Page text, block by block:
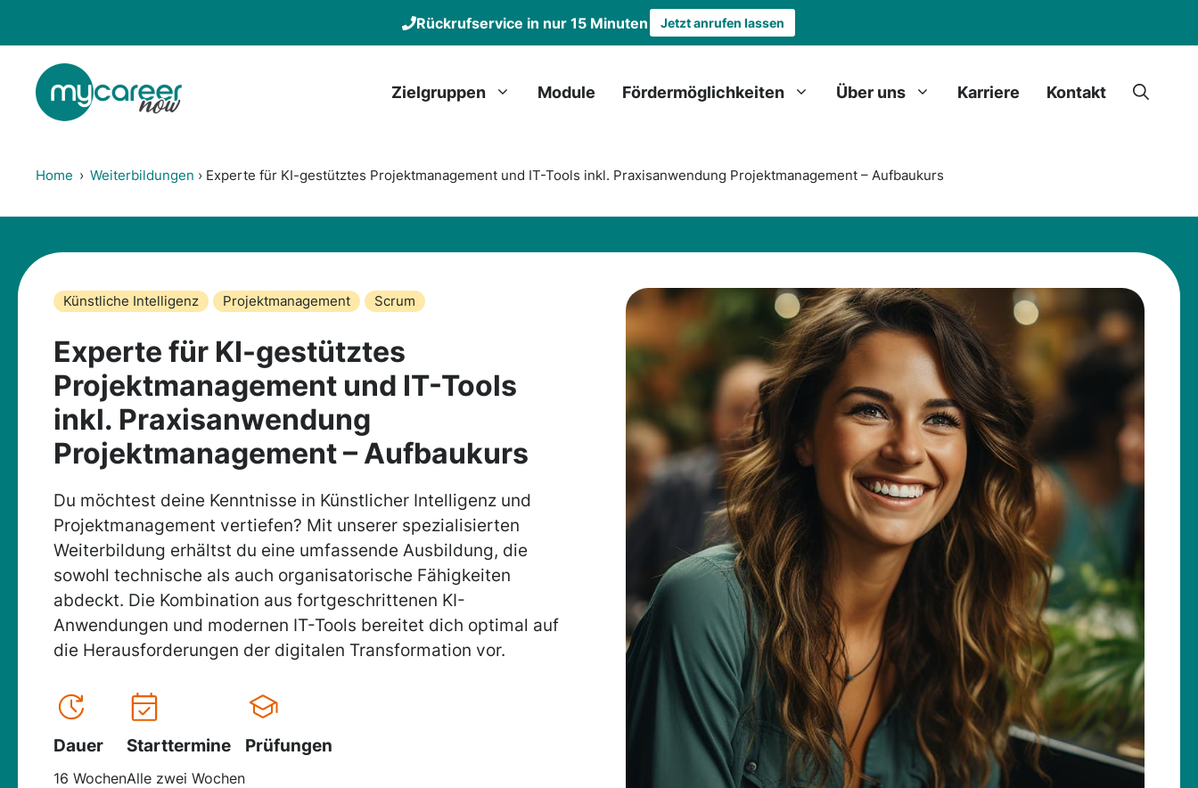
springen
Rückrufservice in nur 15 Minuten Jetzt anrufen lassen
Zielgruppen Module Fördermöglichkeiten Über uns Karriere Kontakt
Home › Weiterbildungen › Experte für KI-gestütztes Projektmanagement und IT-Tools inkl. Praxisanwendung Projektmanagement – Aufbaukurs
Künstliche Intelligenz Projektmanagement Scrum
Experte für KI-gestütztes
Projektmanagement und IT-Tools
inkl. Praxisanwendung
Projektmanagement – Aufbaukurs
Du möchtest deine Kenntnisse in Künstlicher Intelligenz und
Projektmanagement vertiefen? Mit unserer spezialisierten
Weiterbildung erhältst du eine umfassende Ausbildung, die
sowohl technische als auch organisatorische Fähigkeiten
abdeckt. Die Kombination aus fortgeschrittenen KI-
Anwendungen und modernen IT-Tools bereitet dich optimal auf
die Herausforderungen der digitalen Transformation vor.
Dauer
16 Wochen
Starttermine
Alle zwei Wochen
Prüfungen